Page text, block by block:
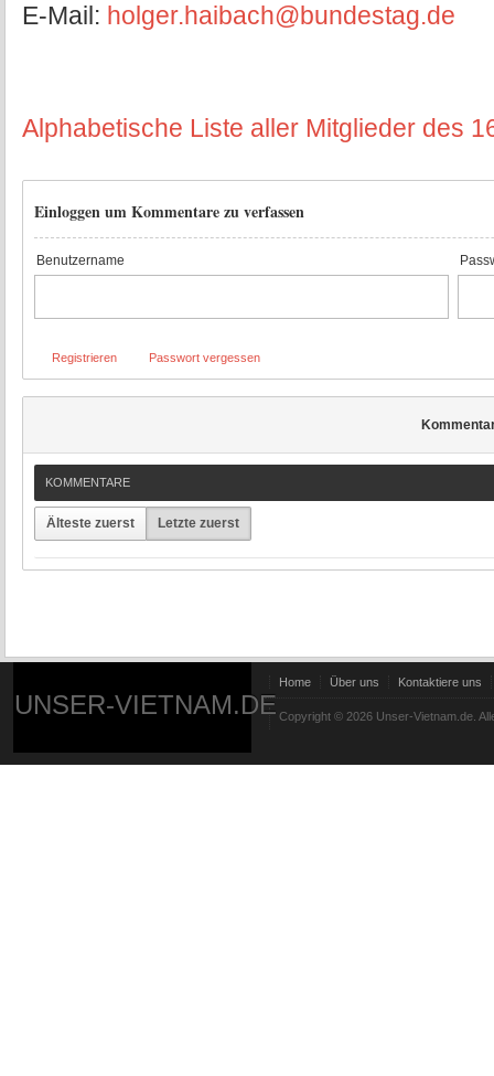
E-Mail: holger.haibach@bundestag.de
Alphabetische Liste aller Mitglieder des
Einloggen um Kommentare zu verfassen
Benutzername
Registrieren Passwort vergessen
KOMMENTARE
Älteste zuerst Letzte zuerst
UNSER-VIETNAM.DE
Home Über uns Kontaktiere uns
Copyright © 2026 Unser-Vietnam.de.